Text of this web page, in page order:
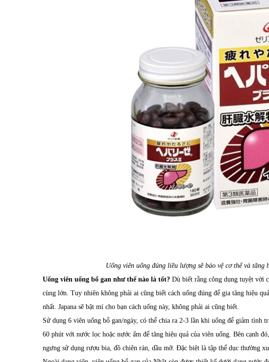
Uống viên uống đúng liều lượng sẽ bảo vệ cơ thể và tăng
Uống viên uống bổ gan như thế nào là tốt? Dù biết rằng công dụng tuyệt vời
cùng lớn. Tuy nhiên không phải ai cũng biết cách uống đúng để gia tăng hiệu
nhất. Japana sẽ bật mí cho bạn cách uống này, không phải ai cũng biết.
Sử dụng 6 viên uống bổ gan/ngày, có thể chia ra 2-3 lần khi uống để giảm tình
60 phút với nước lọc hoặc nước ấm để tăng hiệu quả của viên uống. Bên cạnh
ngưng sử dụng rượu bia, đồ chiên rán, dầu mỡ. Đặc biệt là tập thể dục thường